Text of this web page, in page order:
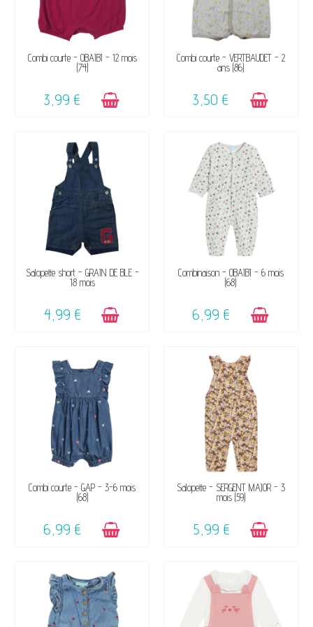
DISPONIBLE
Combi courte - OBAÏBI - 12 mois
(74)
3,99 €
DISPONIBLE
Combi courte - VERTBAUDET - 2
ans (86)
3,50 €
DISPONIBLE
Salopette short - GRAIN DE BLÉ -
18 mois
4,99 €
DISPONIBLE
Combinaison - OBAÏBI - 6 mois
(68)
6,99 €
DISPONIBLE
Combi courte - GAP - 3-6 mois
(68)
6,99 €
DISPONIBLE
Salopette - SERGENT MAJOR - 3
mois (59)
5,99 €